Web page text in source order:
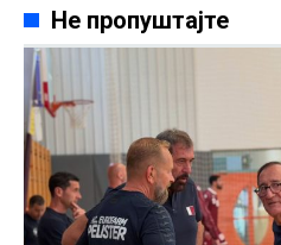
Не пропуштајте